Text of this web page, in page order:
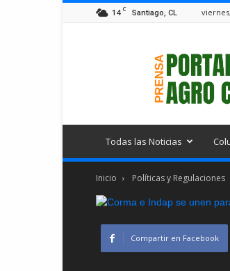
14 C Santiago, CL
Todas las Noticias
Inicio Políticas y Regulaciones
Compartir en Facebook